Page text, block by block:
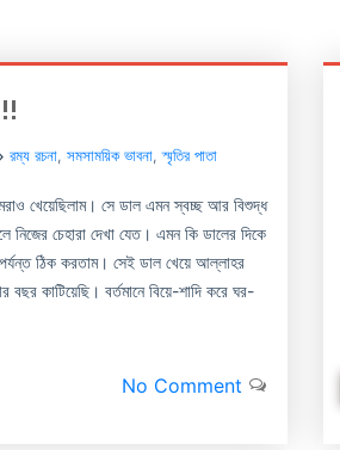
রম্য রচনা, সমসাময়িক ভাবনা,স্মৃতির পাতা
খেয়েছিলাম। সে ডাল এমন স্বচ্ছ আর বিশুদ্ধ
নিজের চেহারা দেখা যেত। এমন কি ডালের দিকে
ঠিক করতাম। সেই ডাল খেয়ে আল্লাহর
কাটিয়েছি। বর্তমানে বিয়ে-শাদি করে ঘর-
No Comment